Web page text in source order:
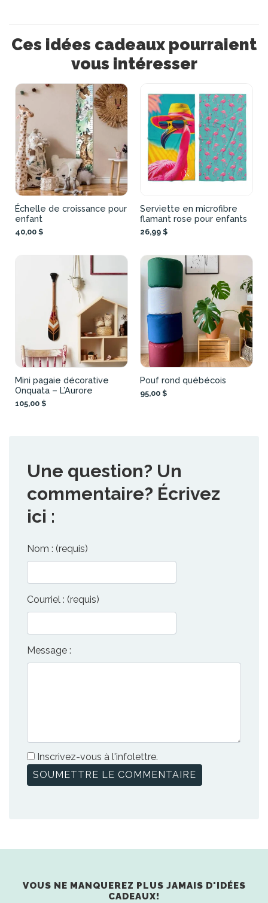
Ces idées cadeaux pourraient
vous intéresser
Échelle de croissance pour
enfant
40,00 $
Serviette en microfibre
flamant rose pour enfants
26,99 $
Mini pagaie décorative
Onquata – L’Aurore
105,00 $
Pouf rond québécois
95,00 $
Une question? Un
commentaire? Écrivez
ici :
Nom : (requis)
Courriel : (requis)
Message :
Inscrivez-vous à l'infolettre.
VOUS NE MANQUEREZ PLUS JAMAIS D'IDÉES
CADEAUX!